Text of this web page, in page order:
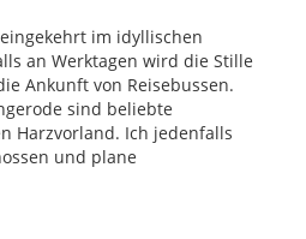
im idyllischen
an Werktagen wird die Stille
Ankunft von Reisebussen.
sind beliebte
Harzvorland. Ich jedenfalls
und plane